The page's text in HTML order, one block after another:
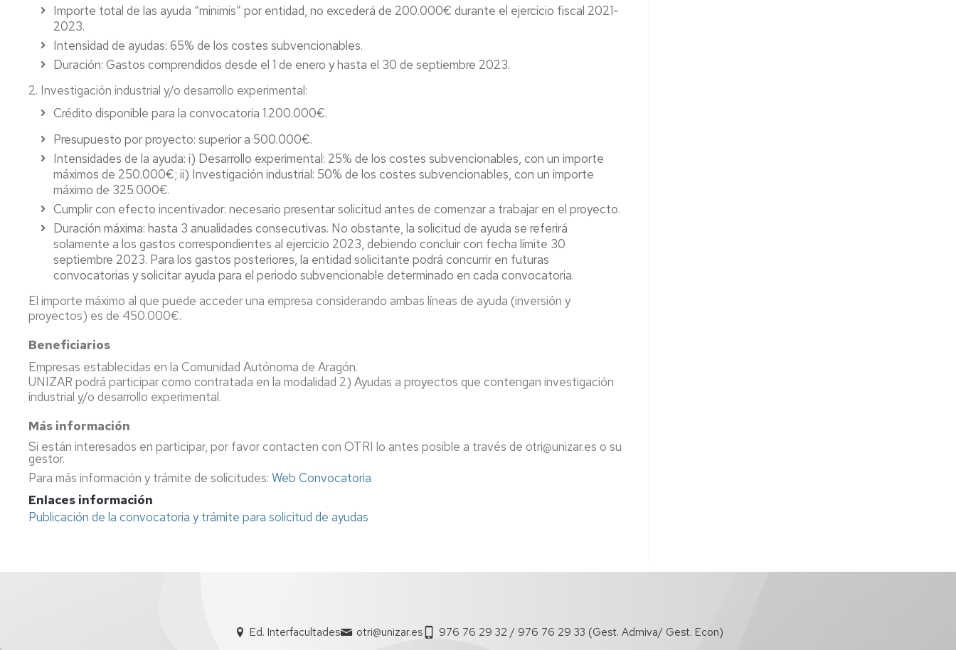
Importe total de las ayuda “minimis” por entidad, no excederá de 200.000€ durante el ejercicio fiscal 2021-
2023.
Intensidad de ayudas: 65% de los costes subvencionables.
Duración: Gastos comprendidos desde el 1 de enero y hasta el 30 de septiembre 2023.
2. Investigación industrial y/o desarrollo experimental:
Crédito disponible para la convocatoria 1.200.000€.
Presupuesto por proyecto: superior a 500.000€.
Intensidades de la ayuda: i) Desarrollo experimental: 25% de los costes subvencionables, con un importe
máximos de 250.000€; ii) Investigación industrial: 50% de los costes subvencionables, con un importe
máximo de 325.000€.
Cumplir con efecto incentivador: necesario presentar solicitud antes de comenzar a trabajar en el proyecto.
Duración máxima: hasta 3 anualidades consecutivas. No obstante, la solicitud de ayuda se referirá
solamente a los gastos correspondientes al ejercicio 2023, debiendo concluir con fecha límite 30
septiembre 2023. Para los gastos posteriores, la entidad solicitante podrá concurrir en futuras
convocatorias y solicitar ayuda para el periodo subvencionable determinado en cada convocatoria.
El importe máximo al que puede acceder una empresa considerando ambas líneas de ayuda (inversión y
proyectos) es de 450.000€.
Beneficiarios
Empresas establecidas en la Comunidad Autónoma de Aragón.
UNIZAR podrá participar como contratada en la modalidad 2) Ayudas a proyectos que contengan investigación
industrial y/o desarrollo experimental.
Más información
Si están interesados en participar, por favor contacten con OTRI lo antes posible a través de otri@unizar.es o su
gestor.
Para más información y trámite de solicitudes: Web Convocatoria
Enlaces información
Publicación de la convocatoria y trámite para solicitud de ayudas
Ed. Interfacultades otri@unizar.es 976 76 29 32 / 976 76 29 33 (Gest. Admiva/ Gest. Econ)